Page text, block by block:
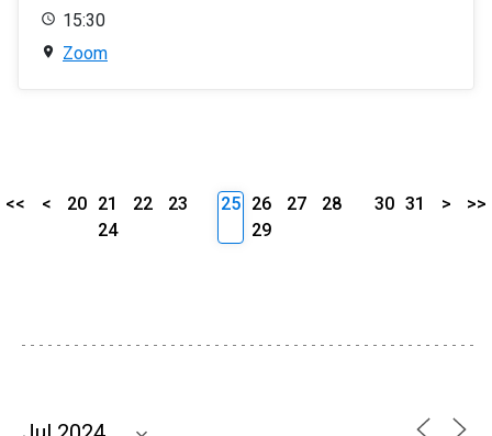
15:30
Zoom
<< < 20 21 22
23
24
25 26 27
28
29
30 31 > >>